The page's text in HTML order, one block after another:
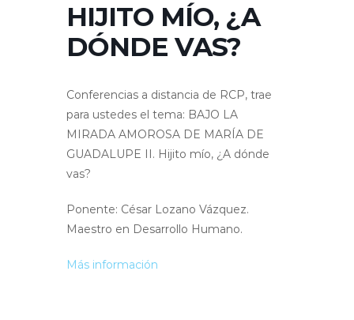
HIJITO MÍO, ¿A
DÓNDE VAS?
Conferencias a distancia de RCP, trae
para ustedes el tema: BAJO LA
MIRADA AMOROSA DE MARÍA DE
GUADALUPE II. Hijito mío, ¿A dónde
vas?
Ponente: César Lozano Vázquez.
Maestro en Desarrollo Humano.
Más información